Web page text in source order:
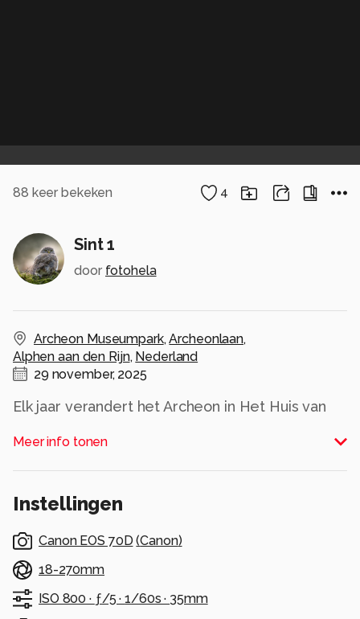
88 keer bekeken 4
Sint 1
door fotohela
Archeon Museumpark,Archeonlaan,
Alphen aan den Rijn, Nederland
29 november, 2025
Elk jaar verandert het Archeon in Het Huis van
2017,2016 en 2015 op:
https://www.mooialphen.nl/Sinterklaas.html
Alle rechten voorbehouden
Meer info tonen
Instellingen
Canon EOS 70D (Canon)
18-270mm
ISO 800 · ƒ/5 ·1/60s · 35mm